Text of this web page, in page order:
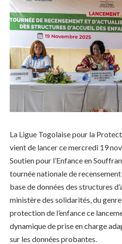
La Ligue Togolaise pour la
vient de lancer ce mercredi 19
Soutien pour l’Enfance en
tournée nationale de
base de données des structures
ministère des solidarités, du
protection de l’enfance ce
dynamique de prise en charge
sur les données probantes.